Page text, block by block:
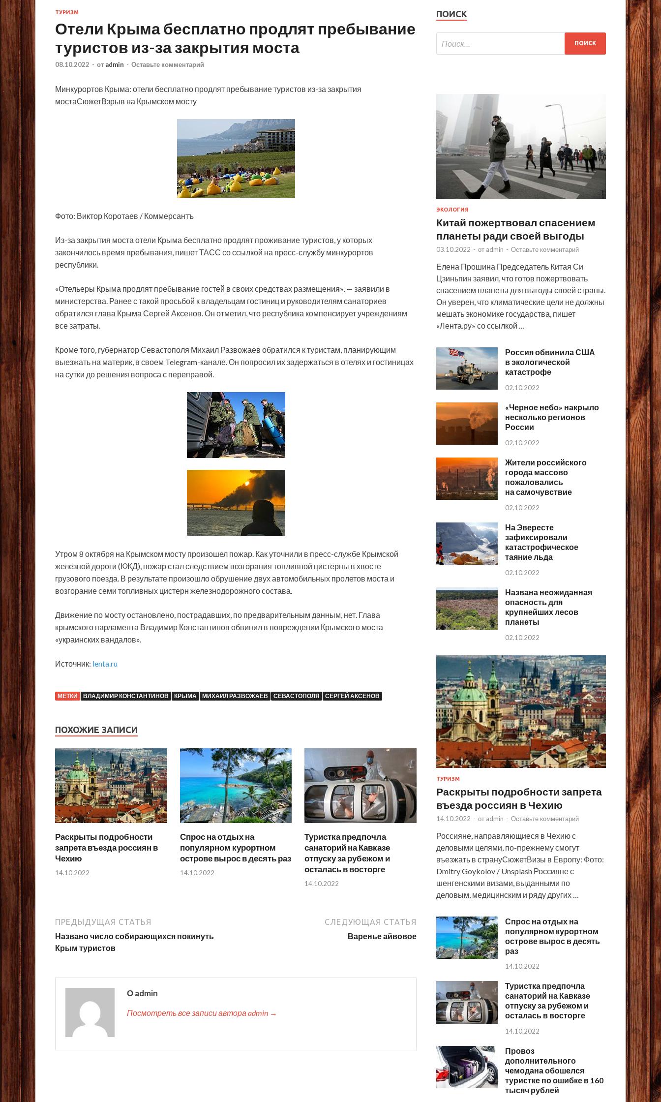
ТУРИЗМ
Отели Крыма бесплатно продлят пребывание
туристов из-за закрытия моста
08.10.2022 - от admin - Оставьте комментарий
Минкурортов Крыма: отели бесплатно продлят пребывание туристов из-за закрытия
мостаСюжетВзрыв на Крымском мосту
Фото: Виктор Коротаев / Коммерсантъ
Из-за закрытия моста отели Крыма бесплатно продлят проживание туристов, у которых
закончилось время пребывания, пишет ТАСС со ссылкой на пресс-службу минкурортов
республики.
«Отельеры Крыма продлят пребывание гостей в своих средствах размещения», — заявили в
министерства. Ранее с такой просьбой к владельцам гостиниц и руководителям санаториев
обратился глава Крыма Сергей Аксенов. Он отметил, что республика компенсирует учреждениям
все затраты.
Кроме того, губернатор Севастополя Михаил Развожаев обратился к туристам, планирующим
выезжать на материк, в своем Telegram-канале. Он попросил их задержаться в отелях и гостиницах
на сутки до решения вопроса с переправой.
Утром 8 октября на Крымском мосту произошел пожар. Как уточнили в пресс-службе Крымской
железной дороги (КЖД), пожар стал следствием возгорания топливной цистерны в хвосте
грузового поезда. В результате произошло обрушение двух автомобильных пролетов моста и
возгорание семи топливных цистерн железнодорожного состава.
Движение по мосту остановлено, пострадавших, по предварительным данным, нет. Глава
крымского парламента Владимир Константинов обвинил в повреждении Крымского моста
«украинских вандалов».
Источник: lenta.ru
МЕТКИ ВЛАДИМИР КОНСТАНТИНОВ КРЫМА МИХАИЛ РАЗВОЖАЕВ СЕВАСТОПОЛЯ СЕРГЕЙ АКСЕНОВ
ПОХОЖИЕ ЗАПИСИ
Раскрыты подробности
запрета въезда россиян в
Чехию
14.10.2022
Спрос на отдых на
популярном курортном
острове вырос в десять раз
14.10.2022
Туристка предпочла
санаторий на Кавказе
отпуску за рубежом и
осталась в восторге
14.10.2022
ПРЕДЫДУЩАЯ СТАТЬЯ
Названо число собирающихся покинуть
Крым туристов
СЛЕДУЮЩАЯ СТАТЬЯ
Варенье айвовое
О admin
Посмотреть все записи автора admin →
ПОИСК
ЭКОЛОГИЯ
Китай пожертвовал спасением
планеты ради своей выгоды
03.10.2022 - от admin - Оставьте комментарий
Елена Прошина Председатель Китая Си
Цзиньпин заявил, что готов пожертвовать
спасением планеты для выгоды своей страны.
Он уверен, что климатические цели не должны
мешать экономике государства, пишет
«Лента.ру» со ссылкой …
Россия обвинила США
в экологической
катастрофе
02.10.2022
«Черное небо» накрыло
несколько регионов
России
02.10.2022
Жители российского
города массово
пожаловались
на самочувствие
02.10.2022
На Эвересте
зафиксировали
катастрофическое
таяние льда
02.10.2022
Названа неожиданная
опасность для
крупнейших лесов
планеты
02.10.2022
ТУРИЗМ
Раскрыты подробности запрета
въезда россиян в Чехию
14.10.2022 - от admin - Оставьте комментарий
Россияне, направляющиеся в Чехию с
деловыми целями, по-прежнему смогут
въезжать в странуСюжетВизы в Европу: Фото:
Dmitry Goykolov / Unsplash Россияне с
шенгенскими визами, выданными по
деловым, медицинским и ряду других …
Спрос на отдых на
популярном курортном
острове вырос в десять
раз
14.10.2022
Туристка предпочла
санаторий на Кавказе
отпуску за рубежом и
осталась в восторге
14.10.2022
Провоз
дополнительного
чемодана обошелся
туристке по ошибке в 160
тысяч рублей